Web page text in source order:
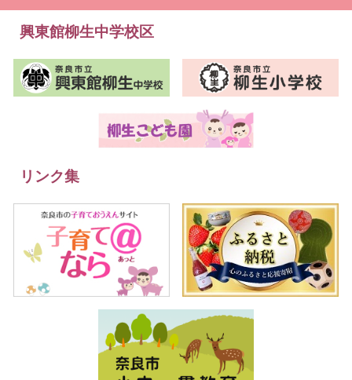
興東館柳生中学校区
リンク集